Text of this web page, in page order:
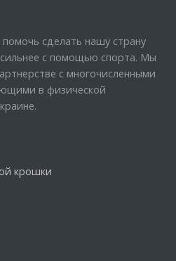
помочь сделать нашу страну
с помощью спорта. Мы
с многочисленными
в физической
крошки